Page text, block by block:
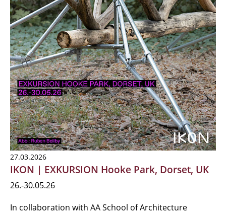
27.03.2026
IKON | EXKURSION Hooke Park, Dorset, UK
26.-30.05.26
In collaboration with AA School of Architecture